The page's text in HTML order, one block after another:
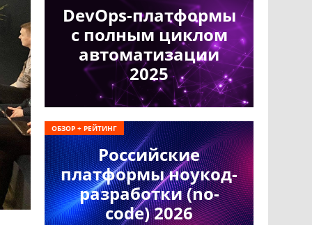
DevOps-платформы
с полным циклом
автоматизации
2025
Российские
платформы ноукод-
разработки (no-
code) 2026
ОБЗОР + РЕЙТИНГ